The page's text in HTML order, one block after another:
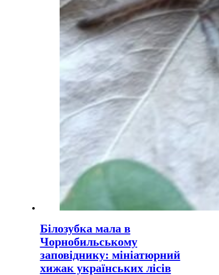
Білозубка мала в
Чорнобильському
заповіднику: мініатюрний
хижак українських лісів